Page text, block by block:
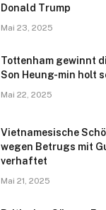
Donald Trump
Mai 23, 2025
Tottenham gewinnt
Son Heung-min holt
Mai 22, 2025
Vietnamesische
wegen Betrugs mit
verhaftet
Mai 21, 2025